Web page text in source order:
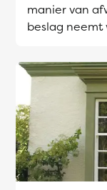
manier van
beslag neemt